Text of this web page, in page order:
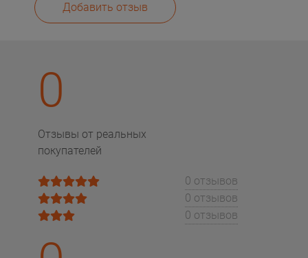
Добавить отзыв
0
Отзывы от реальных
покупателей
0 отзывов
0 отзывов
0 отзывов